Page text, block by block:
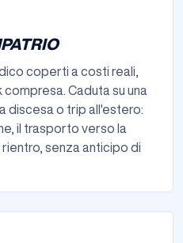
coperti a costi reali,
Caduta su una
discesa o trip all'estero:
il trasporto verso la
senza anticipo di